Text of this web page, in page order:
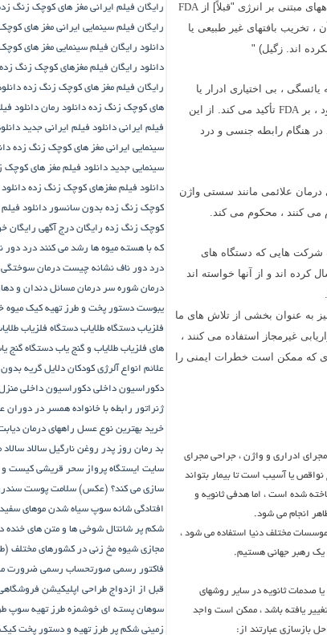
مبتنی بر انرژی "قبلاً] از FDA
، تخریب بافتهای غیر طبیعی یا
اند. زگیل) "
، بی اختیاری ادرار یا
، بر FDA تأکید می کند. از این
هنگام رابطه جنسی و درد
درمان علائمی مانند سستی واژن
کنند ، محکوم می کند.
شرکت هایی که دستگاه های
کرده اند و از آنها خواسته اند
به عنوان بخشی از تلاش های ما
غیرمجاز استفاده می کنند ،
که ممکن است خطرات ایمنی را
ادراری و واژن ، جراحی مجرای
یا آسیب است تا بیمار بتواند
شده است ، اما هدفی ثانویه و
انجام می شود.
مختلف دنیا استفاده می شود ،
یک رهبر جهانی هستیم.
یا صدمات ثانویه در سایر روشهای
یافته باشد ، ممکن است واجد
بازسازی عبارتند از:
رایگان فیلم ایرانی مغز های کوچک زنگ
رایگان فیلم سینمایی ایرانی مغز های
دانلود رایگان فیلم سینمایی مغز های
دانلود رایگان فیلم مغزهای کوچک زنگ زده
رایگان فیلم مغز های کوچک زنگ زده
های کوچک زنگ زده دانلود رمان دانلود
فیلم ایرانی دانلود فیلم ایرانی جدید
سینمایی ایرانی مغز های کوچک زنگ زده
سینمایی جدید دانلود فیلم مغز های کوچک
دانلود فیلم مغزهای کوچک زنگ زده
کوچک زنگ زده بدون سانسور دانلود
کوچک زنگ زده رایگان درج آگهی رایگان
که با هسته میوه ها رشد می کنند درد دور
درد دور ناف نشانه چیست درمان سوختگی
درمان شوره سر درمان مسائل دندان و
یبوست دستور پخت و طرز تهیه کیک
فلزیاب دستگاه‌ طلایاب دستگاه‌ فلزیاب
های فلزیاب طلایاب و گنج‌ یاب دستگاه‌ گنج‌
علائم انواع آلرژی کودکان دلایل گریه
دکوراسیون داخلی دکوراسیون داخلی
ژنراتور رابطه با خانواده همسر در دوران
خرید بهترین نوع عسل راههای درمان
بد رمان روز پدر روغن نارگیل سالاد سالاد
سایت ایستگاه پرواز سحر قریشی کیست و
سازی می کند؟ (عکس) سلامت پوست
افتادگی شانه سوپ سیاه شدن موهای سفید
شکم پر شانتال شوخی ها و متن های خنده
مجازی شیوه مخ زنی در کشورهای مختلف
فاکتور رسمی صورتحساب رسمی ضرورت
قبل از ازدواج طراحی اپلیکیشن
سوهان پسته ای خوشمزه طرز تهیه سوپ
زمینی شکم پر طرز تهیه و دستور پخت کیک